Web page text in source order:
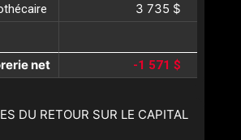
3 735 $
net -1 571 $
DU RETOUR SUR LE CAPITAL